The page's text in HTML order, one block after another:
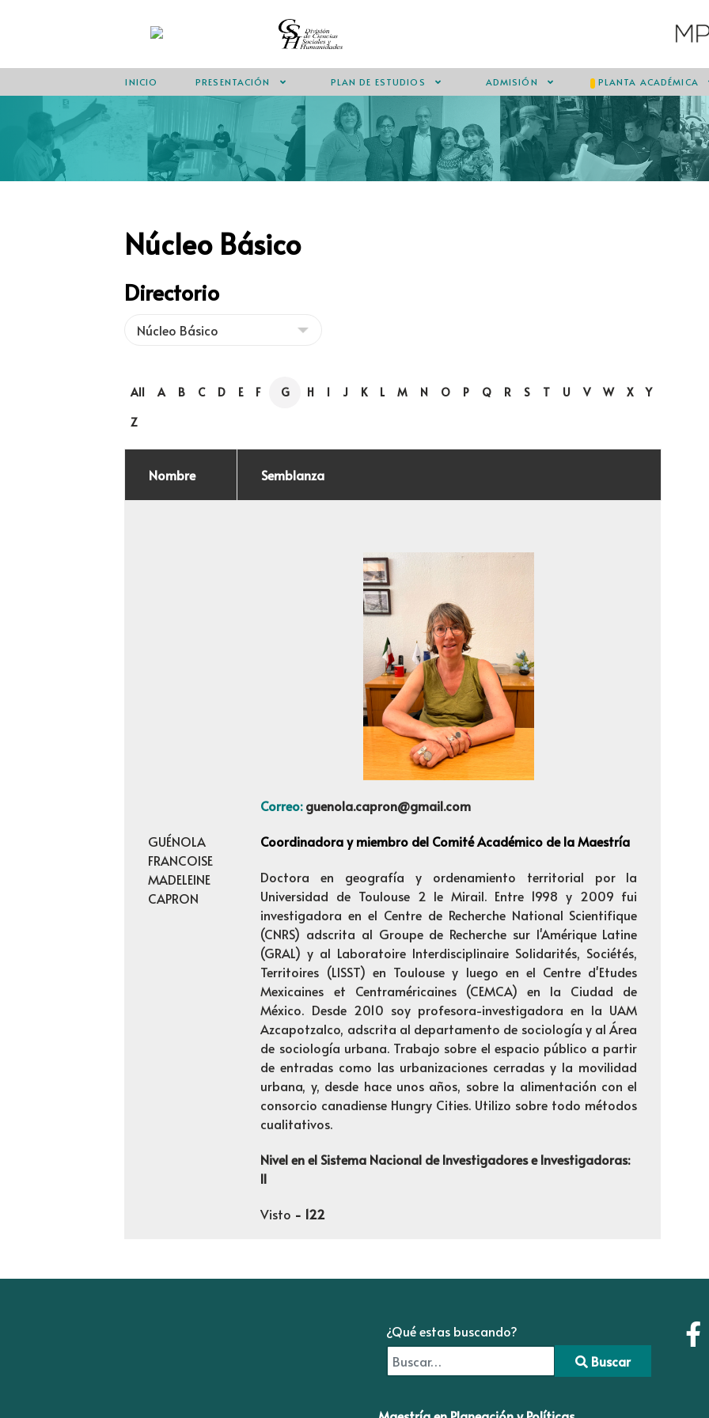
INICIO PRESENTACIÓN PLAN DE ESTUDIOS ADMISIÓN PLANTA ACADÉMICA
Núcleo Básico
Directorio
All A B C D E F G H I J K L M N O P Q R S T U V W X
Y
Z
Nombre Semblanza
GUÉNOLA
FRANCOISE
MADELEINE
CAPRON
Correo: guenola.capron@gmail.com
Coordinadora y miembro del Comité Académico de la Maestría
Doctora en geografía y ordenamiento territorial por la
Universidad de Toulouse 2 le Mirail. Entre 1998 y 2009 fui
investigadora en el Centre de Recherche National Scientifique
(CNRS) adscrita al Groupe de Recherche sur l'Amérique Latine
(GRAL) y al Laboratoire Interdisciplinaire Solidarités, Sociétés,
Territoires (LISST) en Toulouse y luego en el Centre d'Etudes
Mexicaines et Centraméricaines (CEMCA) en la Ciudad de
México. Desde 2010 soy profesora-investigadora en la UAM
Azcapotzalco, adscrita al departamento de sociología y al Área
de sociología urbana. Trabajo sobre el espacio público a partir
de entradas como las urbanizaciones cerradas y la movilidad
urbana, y, desde hace unos años, sobre la alimentación con el
consorcio canadiense Hungry Cities. Utilizo sobre todo métodos
cualitativos.
Nivel en el Sistema Nacional de Investigadores e Investigadoras:
II
Visto - 122
¿Qué estas buscando?
Buscar